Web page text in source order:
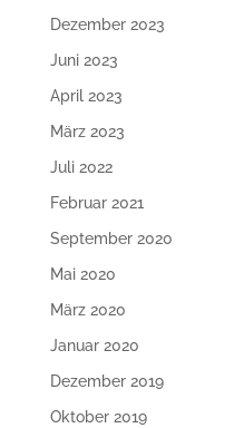
Dezember 2023
Juni 2023
April 2023
März 2023
Juli 2022
Februar 2021
September 2020
Mai 2020
März 2020
Januar 2020
Dezember 2019
Oktober 2019